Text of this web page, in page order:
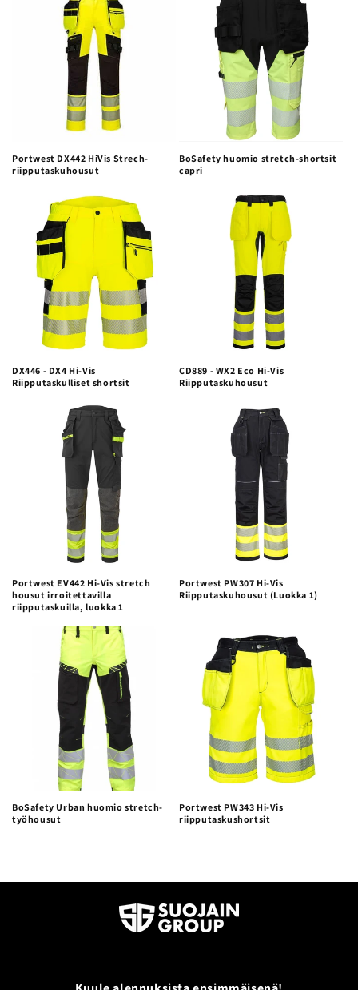
Portwest DX442 HiVis Strech-
riipputaskuhousut
BoSafety huomio stretch-shortsit
capri
DX446 - DX4 Hi-Vis
Riipputaskulliset shortsit
CD889 - WX2 Eco Hi-Vis
Riipputaskuhousut
Portwest EV442 Hi-Vis stretch
housut irroitettavilla
riipputaskuilla, luokka 1
Portwest PW307 Hi-Vis
Riipputaskuhousut (Luokka 1)
BoSafety Urban huomio stretch-
työhousut
Portwest PW343 Hi-Vis
riipputaskushortsit